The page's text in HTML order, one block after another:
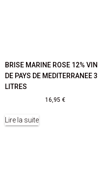
BRISE MARINE ROSE 12% VIN
DE PAYS DE MEDITERRANEE 3
LITRES
16,95 €
Lire la suite